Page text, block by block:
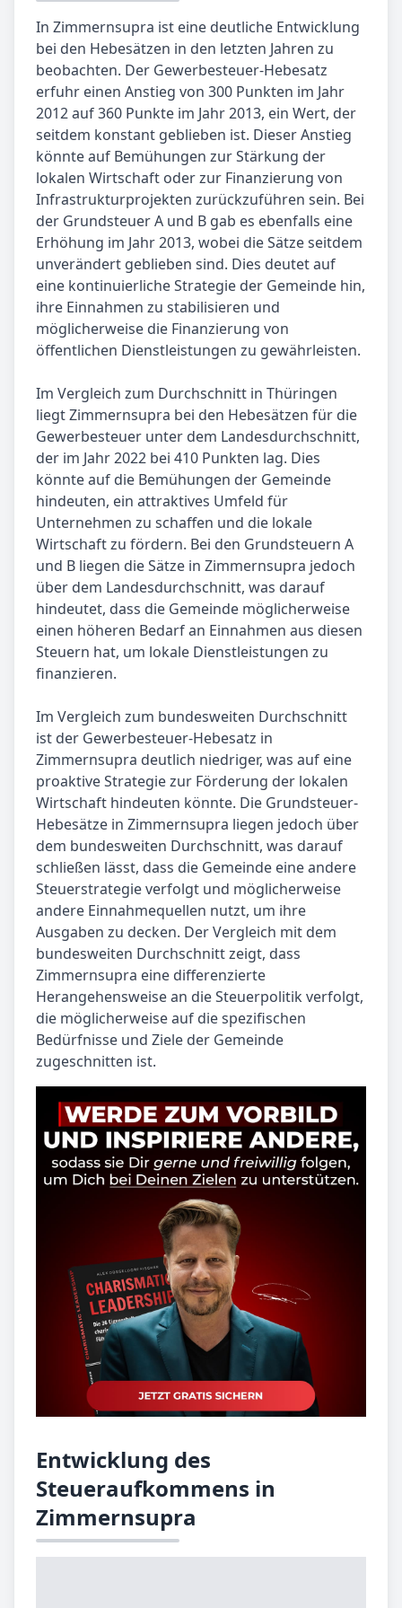
In Zimmernsupra ist eine deutliche Entwicklung
bei den Hebesätzen in den letzten Jahren zu
beobachten. Der Gewerbesteuer-Hebesatz
erfuhr einen Anstieg von 300 Punkten im Jahr
2012 auf 360 Punkte im Jahr 2013, ein Wert, der
seitdem konstant geblieben ist. Dieser Anstieg
könnte auf Bemühungen zur Stärkung der
lokalen Wirtschaft oder zur Finanzierung von
Infrastrukturprojekten zurückzuführen sein. Bei
der Grundsteuer A und B gab es ebenfalls eine
Erhöhung im Jahr 2013, wobei die Sätze seitdem
unverändert geblieben sind. Dies deutet auf
eine kontinuierliche Strategie der Gemeinde hin,
ihre Einnahmen zu stabilisieren und
möglicherweise die Finanzierung von
öffentlichen Dienstleistungen zu gewährleisten.
Im Vergleich zum Durchschnitt in Thüringen
liegt Zimmernsupra bei den Hebesätzen für die
Gewerbesteuer unter dem Landesdurchschnitt,
der im Jahr 2022 bei 410 Punkten lag. Dies
könnte auf die Bemühungen der Gemeinde
hindeuten, ein attraktives Umfeld für
Unternehmen zu schaffen und die lokale
Wirtschaft zu fördern. Bei den Grundsteuern A
und B liegen die Sätze in Zimmernsupra jedoch
über dem Landesdurchschnitt, was darauf
hindeutet, dass die Gemeinde möglicherweise
einen höheren Bedarf an Einnahmen aus diesen
Steuern hat, um lokale Dienstleistungen zu
finanzieren.
Im Vergleich zum bundesweiten Durchschnitt
ist der Gewerbesteuer-Hebesatz in
Zimmernsupra deutlich niedriger, was auf eine
proaktive Strategie zur Förderung der lokalen
Wirtschaft hindeuten könnte. Die Grundsteuer-
Hebesätze in Zimmernsupra liegen jedoch über
dem bundesweiten Durchschnitt, was darauf
schließen lässt, dass die Gemeinde eine andere
Steuerstrategie verfolgt und möglicherweise
andere Einnahmequellen nutzt, um ihre
Ausgaben zu decken. Der Vergleich mit dem
bundesweiten Durchschnitt zeigt, dass
Zimmernsupra eine differenzierte
Herangehensweise an die Steuerpolitik verfolgt,
die möglicherweise auf die spezifischen
Bedürfnisse und Ziele der Gemeinde
zugeschnitten ist.
Entwicklung des
Steueraufkommens in
Zimmernsupra